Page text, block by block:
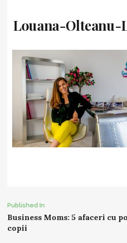
Louana-Olteanu-
Post
navigation
Published In
Business Moms: 5 afaceri cu
copii